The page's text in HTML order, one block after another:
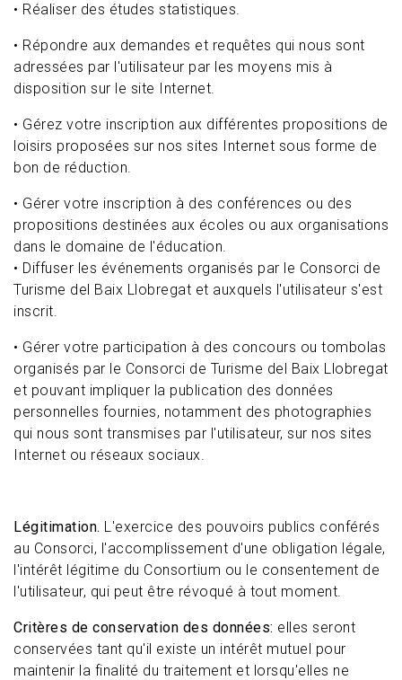
• Réaliser des études statistiques.
• Répondre aux demandes et requêtes qui nous sont
adressées par l'utilisateur par les moyens mis à
disposition sur le site Internet.
• Gérez votre inscription aux différentes propositions de
loisirs proposées sur nos sites Internet sous forme de
bon de réduction.
• Gérer votre inscription à des conférences ou des
propositions destinées aux écoles ou aux organisations
dans le domaine de l'éducation.
• Diffuser les événements organisés par le Consorci de
Turisme del Baix Llobregat et auxquels l'utilisateur s'est
inscrit.
• Gérer votre participation à des concours ou tombolas
organisés par le Consorci de Turisme del Baix Llobregat
et pouvant impliquer la publication des données
personnelles fournies, notamment des photographies
qui nous sont transmises par l'utilisateur, sur nos sites
Internet ou réseaux sociaux.
Légitimation. L'exercice des pouvoirs publics conférés
au Consorci, l'accomplissement d'une obligation légale,
l'intérêt légitime du Consortium ou le consentement de
l'utilisateur, qui peut être révoqué à tout moment.
Critères de conservation des données: elles seront
conservées tant qu'il existe un intérêt mutuel pour
maintenir la finalité du traitement et lorsqu'elles ne